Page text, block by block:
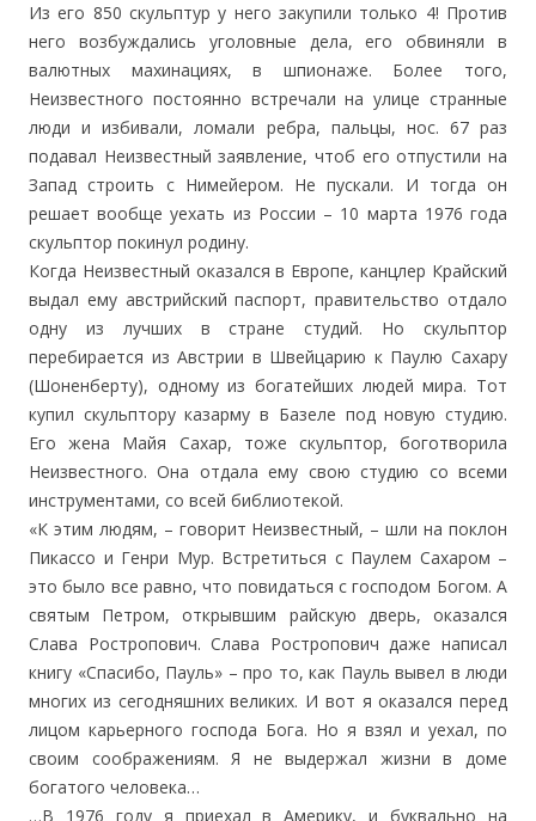
Из его 850 скульптур у него закупили только 4! Против
него возбуждались уголовные дела, его обвиняли в
валютных махинациях, в шпионаже. Более того,
Неизвестного постоянно встречали на улице странные
люди и избивали, ломали ребра, пальцы, нос. 67 раз
подавал Неизвестный заявление, чтоб его отпустили на
Запад строить с Нимейером. Не пускали. И тогда он
решает вообще уехать из России – 10 марта 1976 года
скульптор покинул родину.
Когда Неизвестный оказался в Европе, канцлер Крайский
выдал ему австрийский паспорт, правительство отдало
одну из лучших в стране студий. Но скульптор
перебирается из Австрии в Швейцарию к Паулю Сахару
(Шоненберту), одному из богатейших людей мира. Тот
купил скульптору казарму в Базеле под новую студию.
Его жена Майя Сахар, тоже скульптор, боготворила
Неизвестного. Она отдала ему свою студию со всеми
инструментами, со всей библиотекой.
«К этим людям, – говорит Неизвестный, – шли на поклон
Пикассо и Генри Мур. Встретиться с Паулем Сахаром –
это было все равно, что повидаться с господом Богом. А
святым Петром, открывшим райскую дверь, оказался
Слава Ростропович. Слава Ростропович даже написал
книгу «Спасибо, Пауль» – про то, как Пауль вывел в люди
многих из сегодняшних великих. И вот я оказался перед
лицом карьерного господа Бога. Но я взял и уехал, по
своим соображениям. Я не выдержал жизни в доме
богатого человека…
…В 1976 году я приехал в Америку, и буквально на